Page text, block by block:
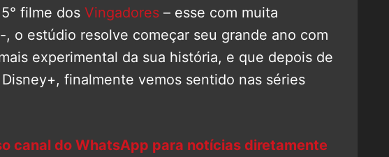
filme dos Vingadores – esse com muita
o estúdio resolve começar seu grande ano com
experimental da sua história, e que depois de
finalmente vemos sentido nas séries
canal do WhatsApp para notícias diretamente